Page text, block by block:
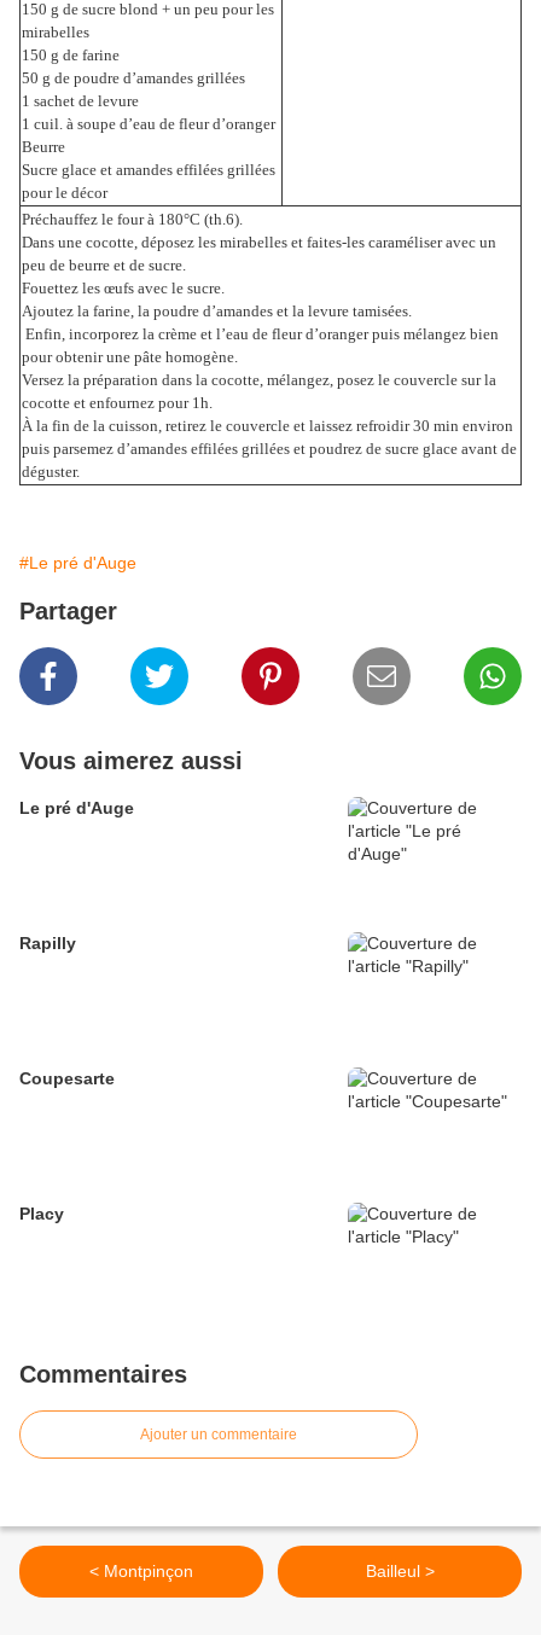
150 g de sucre blond + un peu pour les
mirabelles
150 g de farine
50 g de poudre d’amandes grillées
1 sachet de levure
1 cuil. à soupe d’eau de fleur d’oranger
Beurre
Sucre glace et amandes effilées grillées
pour le décor
Préchauffez le four à 180°C (th.6).
Dans une cocotte, déposez les mirabelles et faites-les caraméliser avec un
peu de beurre et de sucre.
Fouettez les œufs avec le sucre.
Ajoutez la farine, la poudre d’amandes et la levure tamisées.
Enfin, incorporez la crème et l’eau de fleur d’oranger puis mélangez bien
pour obtenir une pâte homogène.
Versez la préparation dans la cocotte, mélangez, posez le couvercle sur la
cocotte et enfournez pour 1h.
À la fin de la cuisson, retirez le couvercle et laissez refroidir 30 min environ
puis parsemez d’amandes effilées grillées et poudrez de sucre glace avant de
déguster.
#Le pré d'Auge
Partager
Vous aimerez aussi
Le pré d'Auge
Rapilly
Coupesarte
Placy
Commentaires
Ajouter un commentaire
< Montpinçon Bailleul >